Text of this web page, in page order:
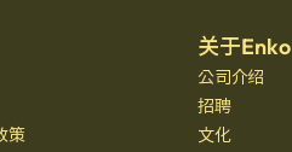
策
关于Enko
公司介绍
招聘
文化